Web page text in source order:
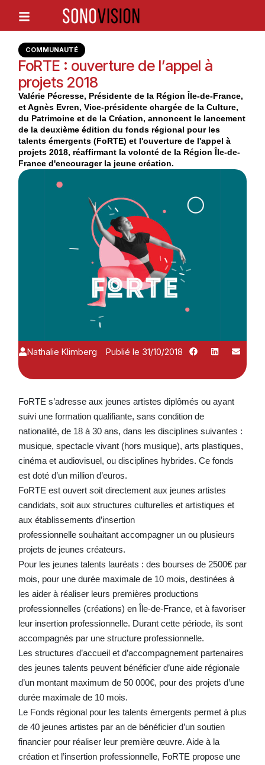
COMMUNAUTÉ
FoRTE : ouverture de l’appel à
projets 2018
Valérie Pécresse, Présidente de la Région Île-de-France,
et Agnès Evren, Vice-présidente chargée de la Culture,
du Patrimoine et de la Création, annoncent le lancement
de la deuxième édition du fonds régional pour les
talents émergents (FoRTE) et l'ouverture de l'appel à
projets 2018, réaffirmant la volonté de la Région Île-de-
France d'encourager la jeune création.
Nathalie Klimberg Publié le 31/10/2018
FoRTE s’adresse aux jeunes artistes diplômés ou ayant
suivi une formation qualifiante, sans condition de
nationalité, de 18 à 30 ans, dans les disciplines suivantes :
musique, spectacle vivant (hors musique), arts plastiques,
cinéma et audiovisuel, ou disciplines hybrides. Ce fonds
est doté d’un million d’euros.
FoRTE est ouvert soit directement aux jeunes artistes
candidats, soit aux structures culturelles et artistiques et
aux établissements d’insertion
professionnelle souhaitant accompagner un ou plusieurs
projets de jeunes créateurs.
Pour les jeunes talents lauréats : des bourses de 2500€ par
mois, pour une durée maximale de 10 mois, destinées à
les aider à réaliser leurs premières productions
professionnelles (créations) en Île-de-France, et à favoriser
leur insertion professionnelle. Durant cette période, ils sont
accompagnés par une structure professionnelle.
Les structures d’accueil et d’accompagnement partenaires
des jeunes talents peuvent bénéficier d’une aide régionale
d’un montant maximum de 50 000€, pour des projets d’une
durée maximale de 10 mois.
Le Fonds régional pour les talents émergents permet à plus
de 40 jeunes artistes par an de bénéficier d’un soutien
financier pour réaliser leur première œuvre. Aide à la
création et l’insertion professionnelle, FoRTE propose une